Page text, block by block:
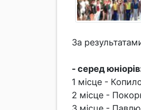
За
- серед
1 місце -
2 місце -